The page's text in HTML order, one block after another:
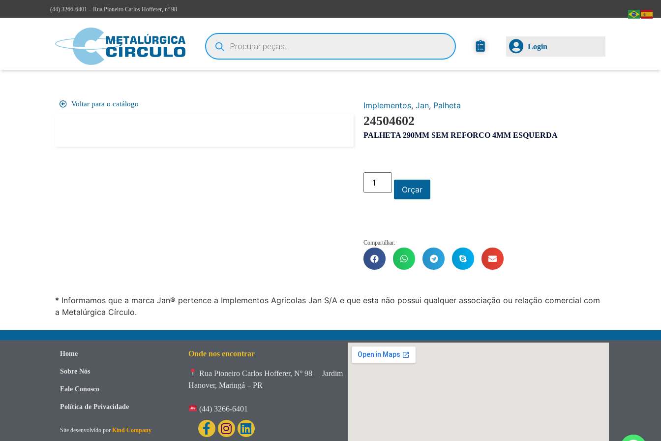
(44) 3266-6401 – Rua Pioneiro Carlos Hofferer, nº 98
Login
Voltar para o catálogo Implementos, Jan, Palheta
24504602
PALHETA 290MM SEM REFORCO 4MM ESQUERDA
Orçar
Compartilhar:
* Informamos que a marca Jan® pertence a Implementos Agricolas Jan S/A e que esta não possui qualquer associação ou relação comercial com
a Metalúrgica Círculo.
Home
Sobre Nós
Fale Conosco
Política de Privacidade
Site desenvolvido por Kind Company
Onde nos encontrar
Rua Pioneiro Carlos Hofferer, Nº 98
Jardim
Hanover, Maringá – PR
(44) 3266-6401